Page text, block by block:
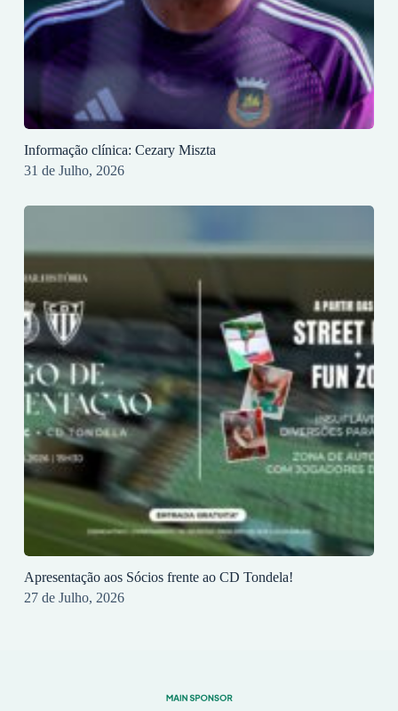
Informação clínica: Cezary Miszta
31 de Julho, 2026
Apresentação aos Sócios frente ao CD Tondela!
27 de Julho, 2026